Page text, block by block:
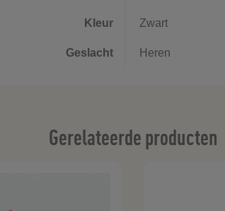
Kleur Zwart
Geslacht Heren
Gerelateerde producten